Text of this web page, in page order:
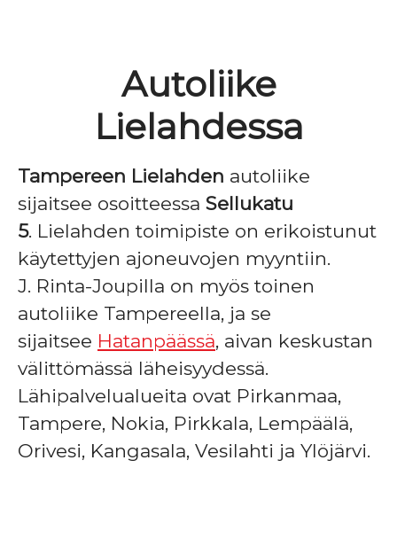
Autoliike
Lielahdessa
Tampereen Lielahden autoliike
sijaitsee osoitteessa Sellukatu
5. Lielahden toimipiste on erikoistunut
käytettyjen ajoneuvojen myyntiin.
J. Rinta-Joupilla on myös toinen
autoliike Tampereella, ja se
sijaitsee Hatanpäässä, aivan keskustan
välittömässä läheisyydessä.
Lähipalvelualueita ovat Pirkanmaa,
Tampere, Nokia, Pirkkala, Lempäälä,
Orivesi, Kangasala, Vesilahti ja Ylöjärvi.